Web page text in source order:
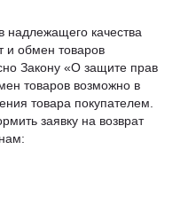
надлежащего качества
и обмен товаров
Закону «О защите прав
товаров возможно в
товара покупателем.
заявку на возврат